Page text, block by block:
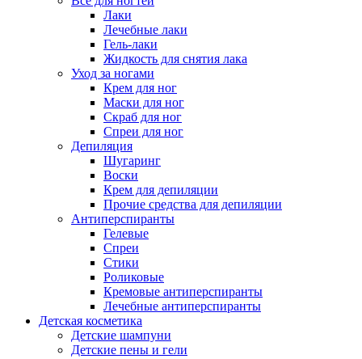
Лаки
Лечебные лаки
Гель-лаки
Жидкость для снятия лака
Уход за ногами
Крем для ног
Маски для ног
Скраб для ног
Спреи для ног
Депиляция
Шугаринг
Воски
Крем для депиляции
Прочие средства для депиляции
Антиперспиранты
Гелевые
Спреи
Стики
Роликовые
Кремовые антиперспиранты
Лечебные антиперспиранты
Детская косметика
Детские шампуни
Детские пены и гели